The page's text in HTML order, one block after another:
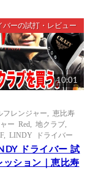
バーの試打・レビュー
10:01
フレンジャー
恵比寿
ー Red
地クラブ
, LINDY ドライバー
ドライバー 試
ッション｜恵比寿